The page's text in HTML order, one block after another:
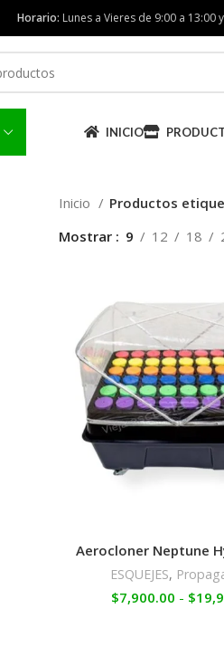
Horario: Lunes a Vieres de 9:00 a 13:00
INICIO
Inicio
Productos
Mostrar
9 12 18
Aerocloner Neptune
ESQUEJES,
$7,900.00 - $